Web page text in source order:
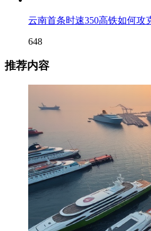
云南首条时速350高铁如何攻
648
推荐内容